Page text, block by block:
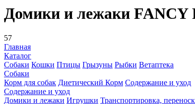
Домики и лежаки FANCY
57
Главная
Каталог
Собаки Кошки Птицы Грызуны Рыбки Ветаптека
Собаки
Корм для собак Диетический Корм Содержание и уход
Содержание и уход
Домики и лежаки Игрушки Транспортировка,